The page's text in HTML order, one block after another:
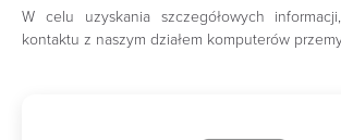
W celu uzyskania szczegółowych
kontaktu z naszym działem komputerów